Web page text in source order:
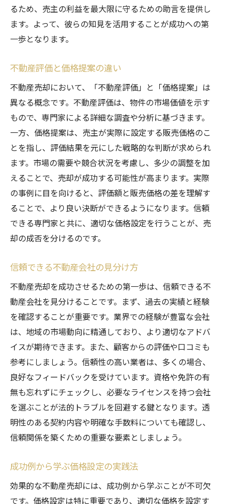
るため、売主の利益を最大限に守るための助言を提供し
ます。よって、彼らの知見を活用することが成功への第
一歩となります。
不動産評価と価格提案の違い
不動産売却において、「不動産評価」と「価格提案」は
異なる概念です。不動産評価は、物件の市場価値を示す
もので、専門家による詳細な調査や分析に基づきます。
一方、価格提案は、売主が実際に設定する販売価格のこ
とを指し、評価結果を元にした戦略的な判断が求められ
ます。市場の需要や競合状況を考慮し、多少の調整を加
えることで、売却が成功する可能性が高まります。実際
の事例に目を向けると、評価額と販売価格の差を理解す
ることで、より良い決断ができるようになります。信頼
できる専門家と共に、適切な価格設定を行うことが、売
却の成否を分けるのです。
信頼できる不動産会社の見分け方
不動産売却を成功させるための第一歩は、信頼できる不
動産会社を見分けることです。まず、過去の実績と経験
を確認することが重要です。業界での経験が豊富な会社
は、地域の市場動向に精通しており、より適切なアドバ
イスが期待できます。また、顧客からの評価や口コミも
参考にしましょう。信頼性の高い業者は、多くの場合、
良好なフィードバックを受けています。資格や免許の有
無も忘れずにチェックし、必要なライセンスを持つ会社
を選ぶことが法的トラブルを回避する鍵となります。透
明性のある契約内容や明確な手数料についても確認し、
信頼関係を築くための重要な要素としましょう。
成功例から学ぶ価格設定の実践法
効果的な不動産売却には、成功例から学ぶことが不可欠
です。価格設定は特に重要であり、適切な価格を設定す